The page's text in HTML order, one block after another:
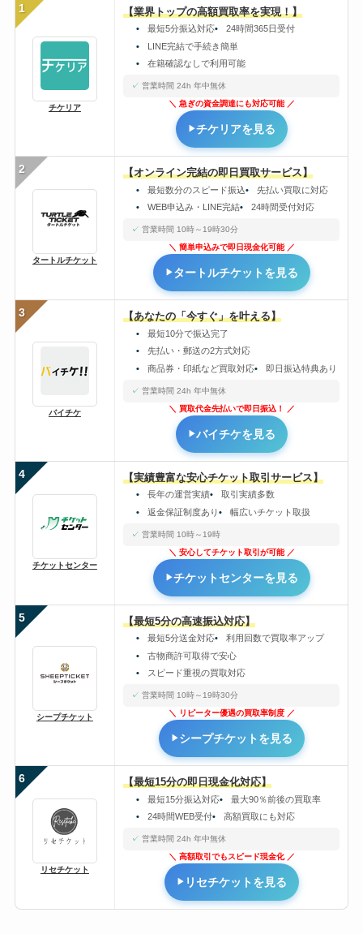
1
チケリア
【業界トップの高額買取率を実現！】
最短5分振込対応
24時間365日受付
LINE完結で手続き簡単
在籍確認なしで利用可能
営業時間 24h 年中無休
急ぎの資金調達にも対応可能
チケリアを見る
2
タートルチケット
【オンライン完結の即日買取サービス】
最短数分のスピード振込
先払い買取に対応
WEB申込み・LINE完結
24時間受付対応
営業時間 10時～19時30分
簡単申込みで即日現金化可能
タートルチケットを見る
3
バイチケ
【あなたの「今すぐ」を叶える】
最短10分で振込完了
先払い・郵送の2方式対応
商品券・印紙など買取対応
即日振込特典あり
営業時間 24h 年中無休
買取代金先払いで即日振込！
バイチケを見る
4
チケットセンター
【実績豊富な安心チケット取引サービス】
長年の運営実績
取引実績多数
返金保証制度あり
幅広いチケット取扱
営業時間 10時～19時
安心してチケット取引が可能
チケットセンターを見る
5
シープチケット
【最短5分の高速振込対応】
最短5分送金対応
利用回数で買取率アップ
古物商許可取得で安心
スピード重視の買取対応
営業時間 10時～19時30分
リピーター優遇の買取率制度
シープチケットを見る
6
リセチケット
【最短15分の即日現金化対応】
最短15分振込対応
最大90％前後の買取率
24時間WEB受付
高額買取にも対応
営業時間 24h 年中無休
高額取引でもスピード現金化
リセチケットを見る